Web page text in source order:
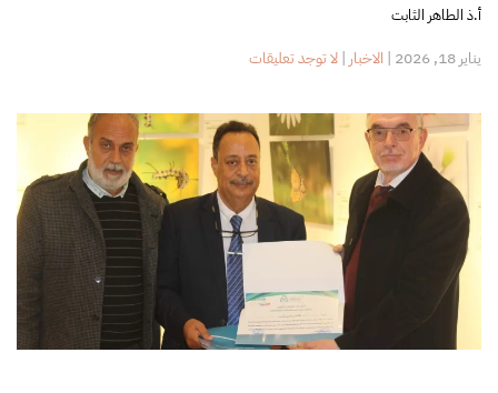
أ.ذ الطاهر الثابت
يناير 18, 2026 | الاخبار |لا توجد تعليقاتعلى
وتقدير
من
المؤتمر
العلمي
الثالث
للعلوم
والتقنية
2025